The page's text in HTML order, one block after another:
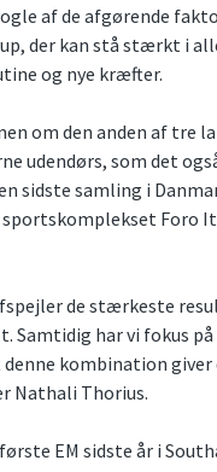
af de afgørende
der kan stå stærkt i
og nye kræfter.
om den anden af tre
udendørs, som det
sidste samling i
Foro
de stærkeste
har vi fokus
kombination
Nathali Thorius.
EM sidste år i